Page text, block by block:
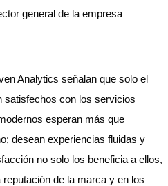
general de la empresa
Analytics señalan que solo el
satisfechos con los servicios
esperan más que
desean experiencias fluidas y
no solo los beneficia a ellos,
de la marca y en los